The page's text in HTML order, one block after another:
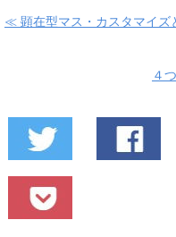
≪ 顕在型マス・カスタマイズ
４